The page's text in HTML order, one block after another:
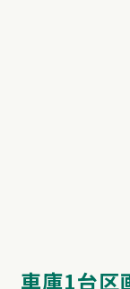
車庫1台区